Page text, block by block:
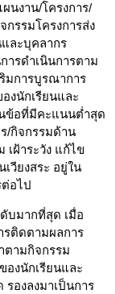
นงาน/โครงการ/
กรรมโครงการส่ง
และบุคลากร
ารดำเนินการตาม
มการบูรณาการ
งนักเรียนและ
นข้อที่มีคะแนนต่ำสุด
/กิจกรรมด้าน
เฝ้าระวัง แก้ไข
วียงสระ อยู่ใน
อไป
บมากที่สุด เมื่อ
ติดตามผลการ
ตามกิจกรรม
องนักเรียนและ
รองลงมาเป็นการ